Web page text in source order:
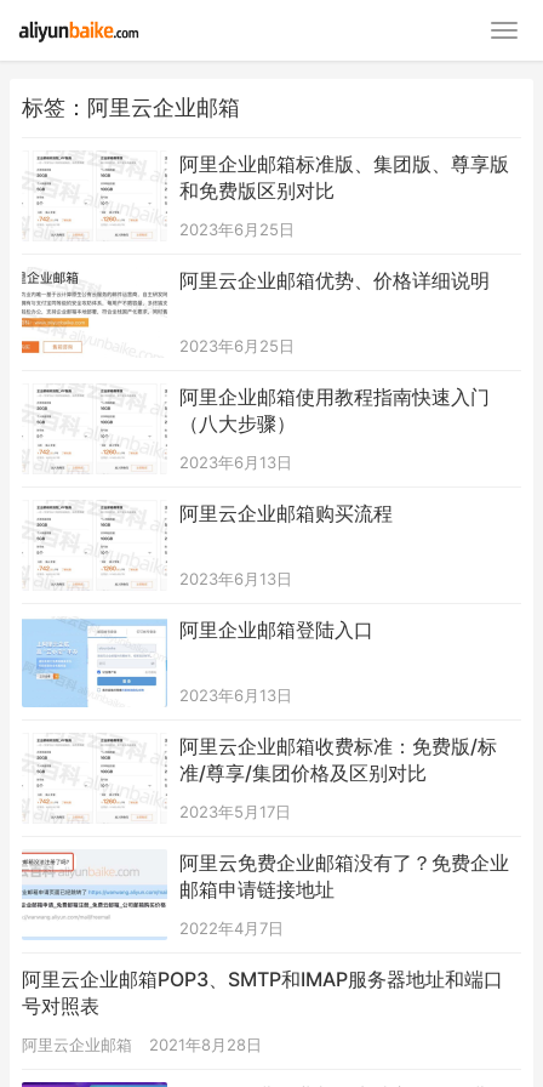
标签：阿里云企业邮箱
阿里企业邮箱标准版、集团版、尊享版
和免费版区别对比
2023年6月25日
阿里云企业邮箱优势、价格详细说明
2023年6月25日
阿里企业邮箱使用教程指南快速入门
（八大步骤）
2023年6月13日
阿里云企业邮箱购买流程
2023年6月13日
阿里企业邮箱登陆入口
2023年6月13日
阿里云企业邮箱收费标准：免费版/标
准/尊享/集团价格及区别对比
2023年5月17日
阿里云免费企业邮箱没有了？免费企业
邮箱申请链接地址
2022年4月7日
阿里云企业邮箱POP3、SMTP和IMAP服务器地址和端口
号对照表
阿里云企业邮箱 2021年8月28日